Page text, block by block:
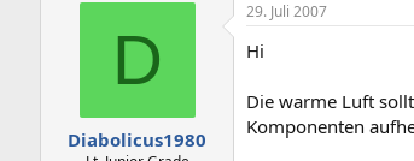
D
Diabolicus1980
29. Juli 2007
Hi
Die warme Luft
Komponenten